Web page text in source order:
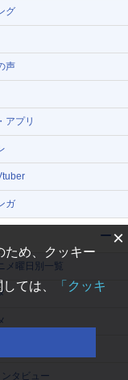
グ
声
アプリ
ガ
メ曜日別一覧
覧
ンタビュー
×
ため、クッキー
ては、
「クッキ